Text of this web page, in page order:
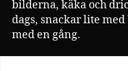
bilderna, käka och
dags, snackar lite
med en gång.